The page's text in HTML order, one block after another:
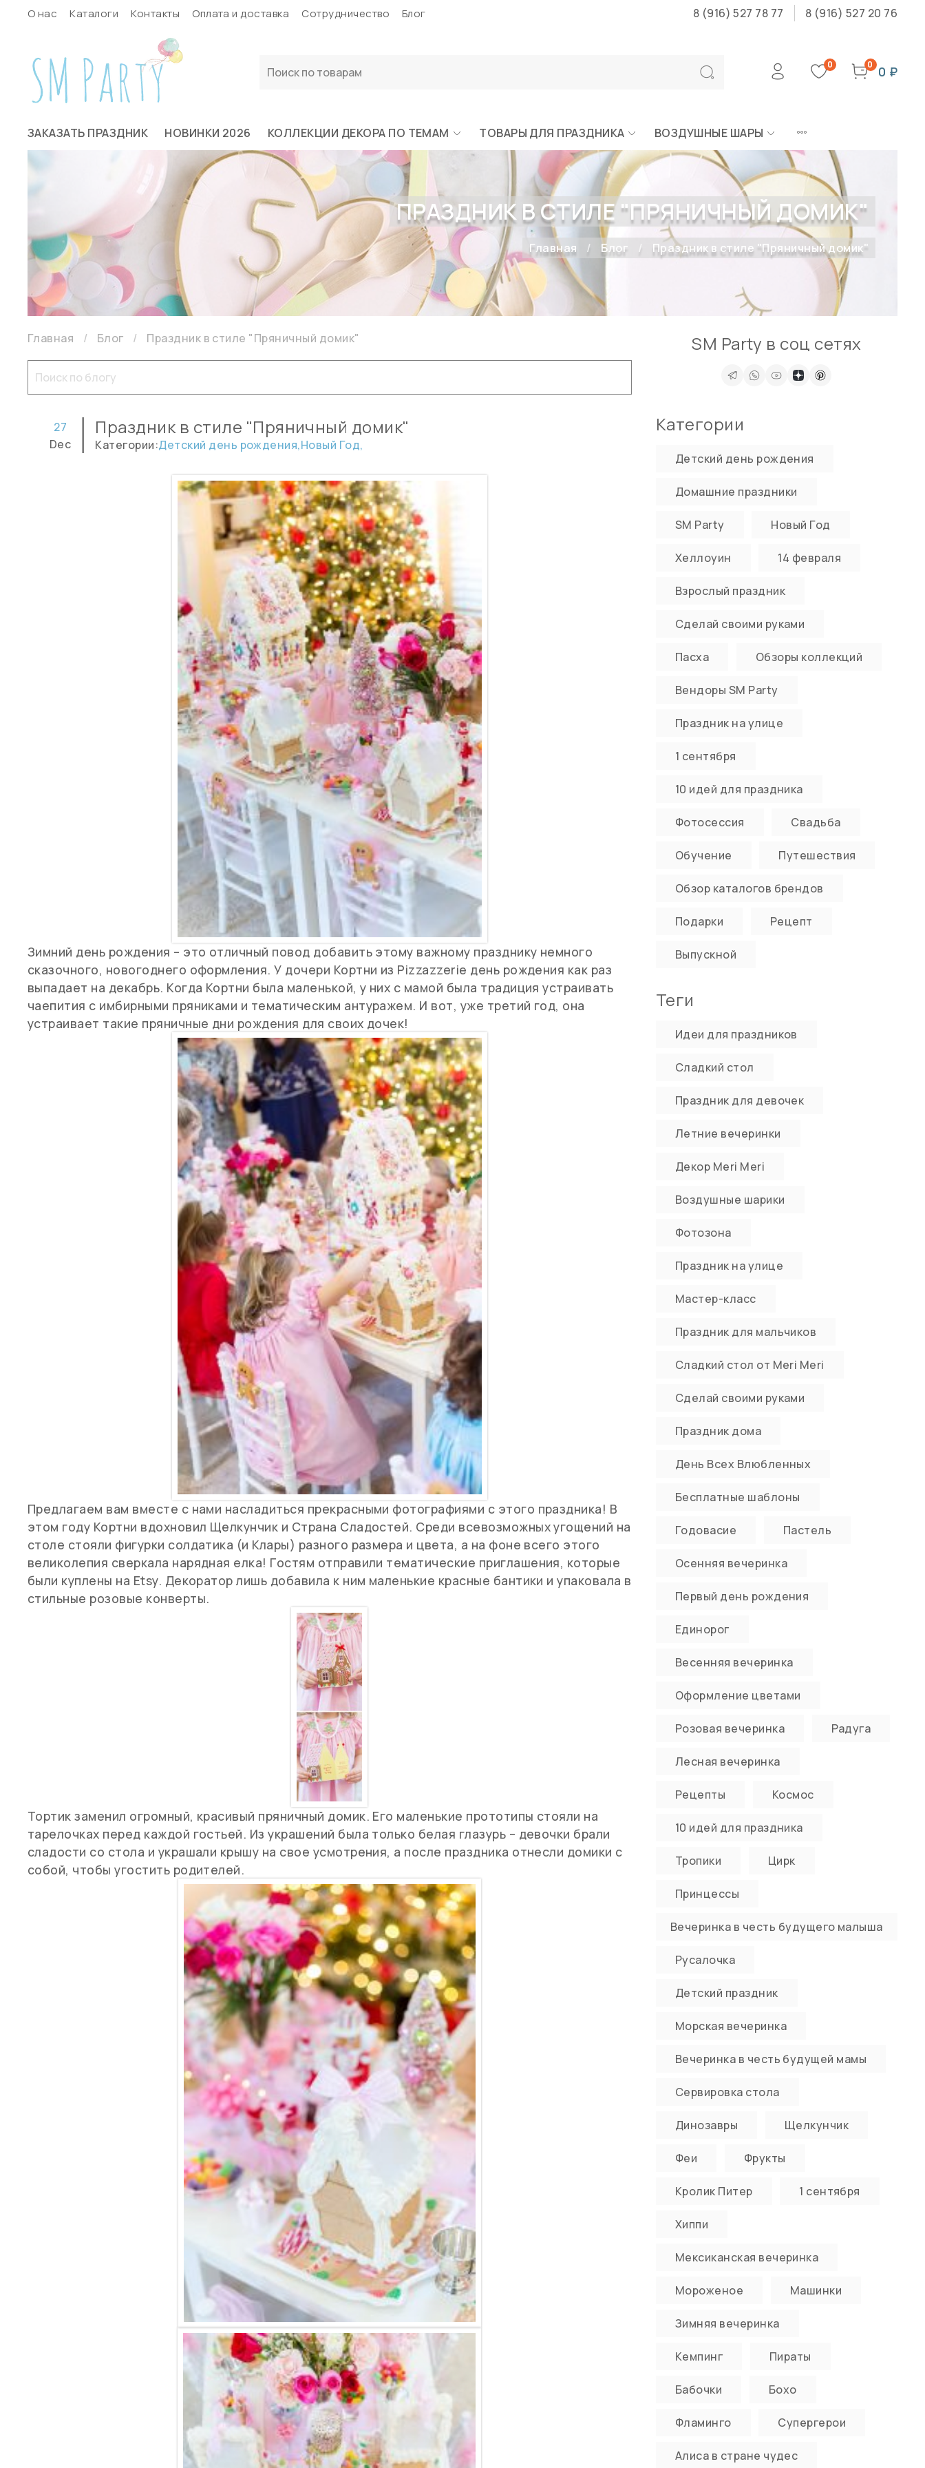
О нас Каталоги Контакты Оплата и доставка Сотрудничество Блог 8 (916) 527 78 77 8 (916) 527 20 76
0 0 0 ₽
ЗАКАЗАТЬ ПРАЗДНИК НОВИНКИ 2026 КОЛЛЕКЦИИ ДЕКОРА ПО ТЕМАМ ТОВАРЫ ДЛЯ ПРАЗДНИКА ВОЗДУШНЫЕ ШАРЫ
ПРАЗДНИК В СТИЛЕ "ПРЯНИЧНЫЙ ДОМИК"
Главная Блог Праздник в стиле "Пряничный домик"
Главная Блог Праздник в стиле "Пряничный домик"
Праздник в стиле "Пряничный домик"
27
Dec
Категории:Детский день рождения,Новый Год,
Зимний день рождения – это отличный повод добавить этому важному празднику немного
сказочного, новогоднего оформления. У дочери Кортни из Pizzazzerie день рождения как раз
выпадает на декабрь. Когда Кортни была маленькой, у них с мамой была традиция устраивать
чаепития с имбирными пряниками и тематическим антуражем. И вот, уже третий год, она
устраивает такие пряничные дни рождения для своих дочек!
Предлагаем вам вместе с нами насладиться прекрасными фотографиями с этого праздника! В
этом году Кортни вдохновил Щелкунчик и Страна Сладостей. Среди всевозможных угощений на
столе стояли фигурки солдатика (и Клары) разного размера и цвета, а на фоне всего этого
великолепия сверкала нарядная елка! Гостям отправили тематические приглашения, которые
были куплены на Etsy. Декоратор лишь добавила к ним маленькие красные бантики и упаковала в
стильные розовые конверты.
Тортик заменил огромный, красивый пряничный домик. Его маленькие прототипы стояли на
тарелочках перед каждой гостьей. Из украшений была только белая глазурь – девочки брали
сладости со стола и украшали крышу на свое усмотрения, а после праздника отнесли домики с
собой, чтобы угостить родителей.
SM Party в соц сетях
Категории
Детский день рождения
Домашние праздники
SM Party Новый Год
Хеллоуин 14 февраля
Взрослый праздник
Сделай своими руками
Пасха Обзоры коллекций
Вендоры SM Party
Праздник на улице
1 сентября
10 идей для праздника
Фотосессия Свадьба
Обучение Путешествия
Обзор каталогов брендов
Подарки Рецепт
Выпускной
Теги
Идеи для праздников
Сладкий стол
Праздник для девочек
Летние вечеринки
Декор Meri Meri
Воздушные шарики
Фотозона
Праздник на улице
Мастер-класс
Праздник для мальчиков
Сладкий стол от Meri Meri
Сделай своими руками
Праздник дома
День Всех Влюбленных
Бесплатные шаблоны
Годовасие Пастель
Осенняя вечеринка
Первый день рождения
Единорог
Весенняя вечеринка
Оформление цветами
Розовая вечеринка Радуга
Лесная вечеринка
Рецепты Космос
10 идей для праздника
Тропики Цирк
Принцессы
Вечеринка в честь будущего малыша
Русалочка
Детский праздник
Морская вечеринка
Вечеринка в честь будущей мамы
Сервировка стола
Динозавры Щелкунчик
Феи Фрукты
Кролик Питер 1 сентября
Хиппи
Мексиканская вечеринка
Мороженое Машинки
Зимняя вечеринка
Кемпинг Пираты
Бабочки Бохо
Фламинго Супергерои
Алиса в стране чудес